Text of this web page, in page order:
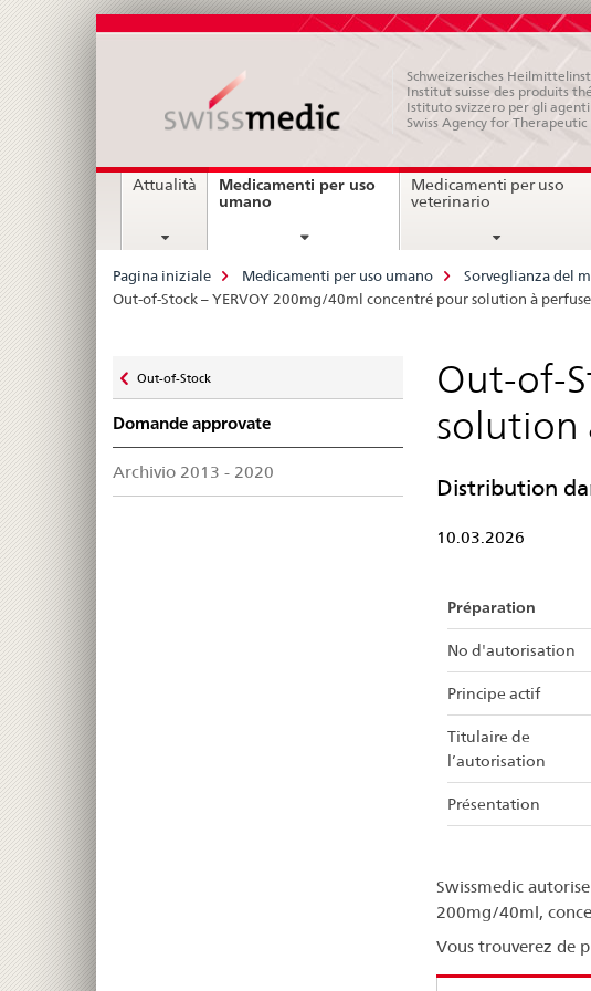
Schweizerisches
Institut suisse des produits
Istituto svizzero per gli
Swiss Agency for Therapeutic
Navigation
Attualità
Medicamenti per uso
umanocurrent
Medicamenti per uso
veterinario
Breadcrumb
Pagina iniziale Medicamenti per uso umano Sorveglianza del
Out-of-Stock – YERVOY 200mg/40ml concentré pour solution à
zu
Out-of-Stock
Domande approvate
Archivio 2013 - 2020
Out-of-
solution
Distribution
10.03.2026
Préparation
No d'autorisation
Principe actif
Titulaire de
l’autorisation
Présentation
Swissmedic
200mg/40ml,
Vous trouverez de